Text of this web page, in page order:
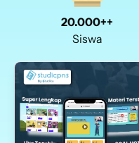
20.000++
Siswa